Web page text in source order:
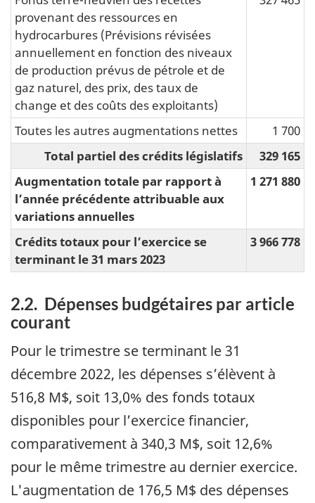
provenant des ressources en
hydrocarbures (Prévisions révisées
annuellement en fonction des niveaux
de production prévus de pétrole et de
gaz naturel, des prix, des taux de
change et des coûts des exploitants)
Toutes les autres augmentations nettes
1 700
Total partiel des crédits législatifs
329 165
Augmentation totale par rapport à
l’année précédente attribuable aux
variations annuelles
1 271 880
Crédits totaux pour l’exercice se
terminant le 31 mars 2023
3 966 778
2.2. Dépenses budgétaires par article
courant
Pour le trimestre se terminant le 31
décembre 2022, les dépenses s’élèvent à
516,8 M$, soit 13,0% des fonds totaux
disponibles pour l’exercice financier,
comparativement à 340,3 M$, soit 12,6%
pour le même trimestre au dernier exercice.
L'augmentation de 176,5 M$ des dépenses